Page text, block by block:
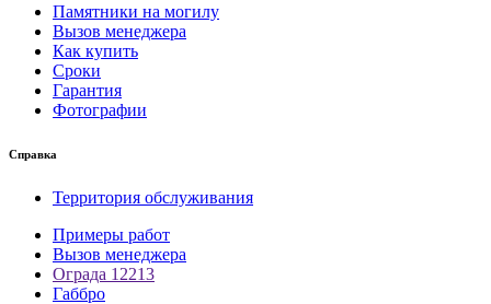
Памятники на могилу
Вызов менеджера
Как купить
Сроки
Гарантия
Фотографии
Справка
Территория обслуживания
Примеры работ
Вызов менеджера
Ограда 12213
Габбро